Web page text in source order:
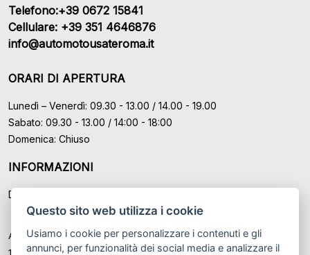
Questo sito web utilizza i cookie
Usiamo i cookie per personalizzare i contenuti e gli
annunci, per funzionalità dei social media e analizzare il
Telefono:+39 0672 15841
Cellulare: +39 351 4646876
info@automotousateroma.it
ORARI DI APERTURA
Lunedì – Venerdì: 09.30 - 13.00 / 14.00 - 19.00
Sabato: 09.30 - 13.00 / 14:00 - 18:00
Domenica: Chiuso
INFORMAZIONI
Domande Frequenti (FAQ)
Auto Moto Usate Roma Srl sede di Marino - Roma, P.IVA: IT
12489131008